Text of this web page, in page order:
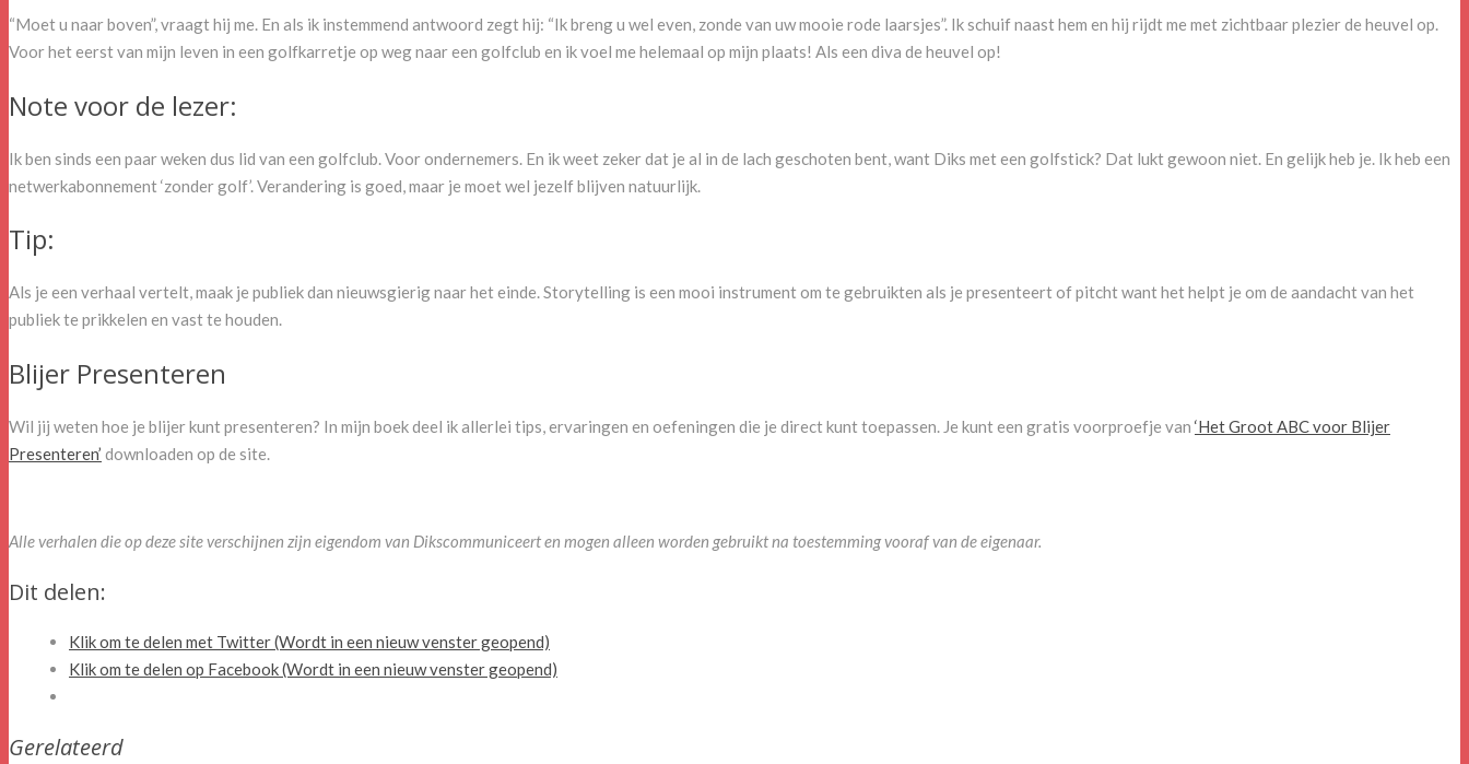
“Moet u naar boven”, vraagt hij me. En als ik instemmend antwoord zegt hij: “Ik breng u wel even, zonde van uw mooie rode laarsjes”. Ik schuif naast hem en hij rijdt me met zichtbaar plezier de heuvel op.
Voor het eerst van mijn leven in een golfkarretje op weg naar een golfclub en ik voel me helemaal op mijn plaats! Als een diva de heuvel op!
Note voor de lezer:
Ik ben sinds een paar weken dus lid van een golfclub. Voor ondernemers. En ik weet zeker dat je al in de lach geschoten bent, want Diks met een golfstick? Dat lukt gewoon niet. En gelijk heb je. Ik heb een
netwerkabonnement ‘zonder golf’. Verandering is goed, maar je moet wel jezelf blijven natuurlijk.
Tip:
Als je een verhaal vertelt, maak je publiek dan nieuwsgierig naar het einde. Storytelling is een mooi instrument om te gebruikten als je presenteert of pitcht want het helpt je om de aandacht van het
publiek te prikkelen en vast te houden.
Blijer Presenteren
Wil jij weten hoe je blijer kunt presenteren? In mijn boek deel ik allerlei tips, ervaringen en oefeningen die je direct kunt toepassen. Je kunt een gratis voorproefje van ‘Het Groot ABC voor Blijer
Presenteren’ downloaden op de site.
Alle verhalen die op deze site verschijnen zijn eigendom van Dikscommuniceert en mogen alleen worden gebruikt na toestemming vooraf van de eigenaar.
Dit delen:
Klik om te delen met Twitter (Wordt in een nieuw venster geopend)
Klik om te delen op Facebook (Wordt in een nieuw venster geopend)
Gerelateerd